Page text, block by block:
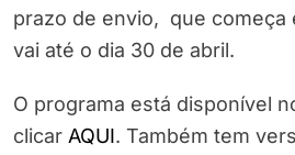
prazo de envio, que começa
vai até o dia 30 de abril.
O programa está disponível
clicar AQUI. Também tem